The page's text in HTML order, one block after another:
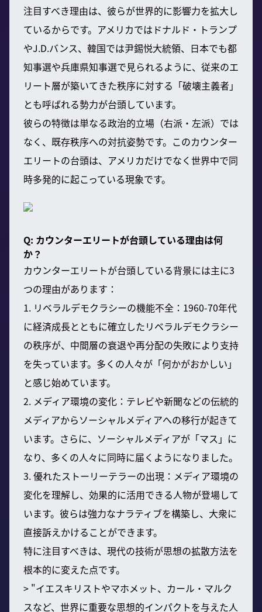
注目すべき理由は、彼らが世界的に影響力を拡大し
ているからです。アメリカではドナルド・トランプ
やJ.D.バンス、韓国では尹錫悦大統領、日本でも都
知事選や兵庫県知事選で見られるように、従来のエ
リート層が築いてきた秩序に対する「破壊主義者」
とも呼ばれる勢力が台頭しています。
彼らの特徴は単なる政治的立場（右派・左派）では
なく、既存秩序への対抗姿勢です。このカウンター
エリートの台頭は、アメリカだけでなく世界中で同
時多発的に起こっている現象です。
Q: カウンターエリートが台頭している理由は何
か？
カウンターエリートが台頭している背景には主に3
つの理由があります：
1. リベラルデモクラシーの機能不全：1960-70年代
に経済成長とともに確立したリベラルデモクラシー
の秩序が、中間層の衰退や再分配の失敗により支持
を失っています。多くの人々が「何かがおかしい」
と感じ始めています。
2. メディア環境の変化：テレビや新聞などの伝統的
メディアからソーシャルメディアへの移行が起きて
います。さらに、ソーシャルメディアが「マス」に
なり、多くの人々に同時に届くようになりました。
3. 優れたストーリーテラーの出現：メディア環境の
変化を理解し、効果的に活用できる人物が登場して
います。彼らは強力なナラティブを構築し、大衆に
直接訴えかけることができます。
特に注目すべきは、現代の技術が思想の拡散方法を
根本的に変えた点です。
> "イエスキリストやマホメット、カール・マルク
スなど、世界に重要な思想的インパクトを与えた人